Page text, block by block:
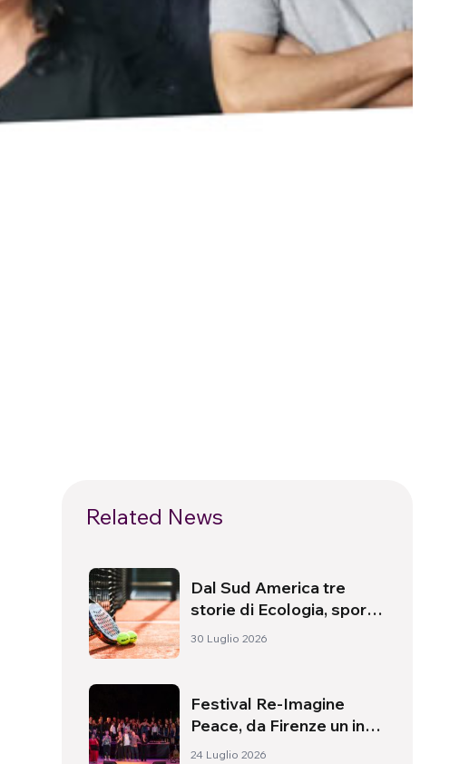
Related News
Dal Sud America tre
storie di Ecologia, sport
e salute
30 Luglio 2026
Festival Re-Imagine
Peace, da Firenze un inno
alla pace
24 Luglio 2026